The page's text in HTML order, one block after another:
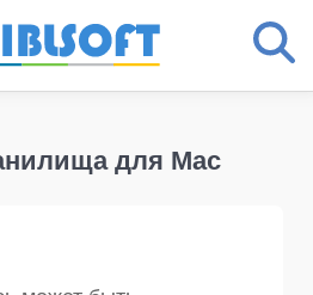
для Mac